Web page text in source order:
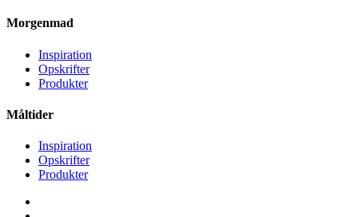
Morgenmad
Inspiration
Opskrifter
Produkter
Måltider
Inspiration
Opskrifter
Produkter